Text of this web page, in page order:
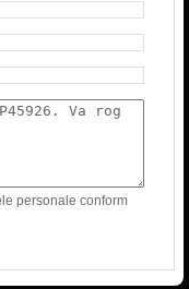
personale conform